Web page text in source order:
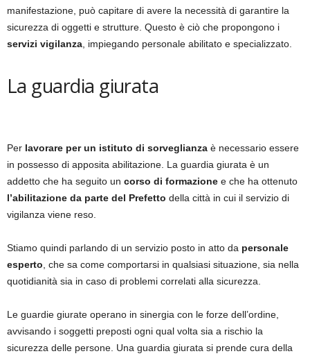
manifestazione, può capitare di avere la necessità di garantire la
sicurezza di oggetti e strutture. Questo è ciò che propongono i
servizi vigilanza , impiegando personale abilitato e specializzato.
La guardia giurata
Per lavorare per un istituto di sorveglianza è necessario essere
in possesso di apposita abilitazione. La guardia giurata è un
addetto che ha seguito un corso di formazione e che ha ottenuto
l’abilitazione da parte del Prefetto della città in cui il servizio di
vigilanza viene reso.
Stiamo quindi parlando di un servizio posto in atto da personale
esperto , che sa come comportarsi in qualsiasi situazione, sia nella
quotidianità sia in caso di problemi correlati alla sicurezza.
Le guardie giurate operano in sinergia con le forze dell’ordine,
avvisando i soggetti preposti ogni qual volta sia a rischio la
sicurezza delle persone. Una guardia giurata si prende cura della